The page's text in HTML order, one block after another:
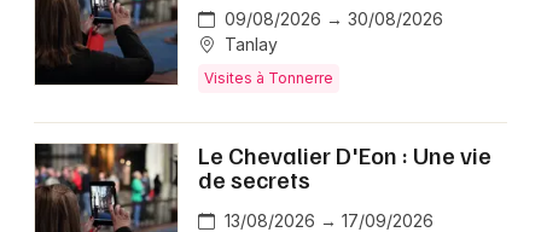
Activité & Expérience
Manifestations
Foires & salons
Spectacles
Lyon
Marseille
Montpellier
Nantes
09/08/2026 → 30/08/2026
Tanlay
Visites à Tonnerre
Le Chevalier D'Eon : Une vie
de secrets
13/08/2026 → 17/09/2026